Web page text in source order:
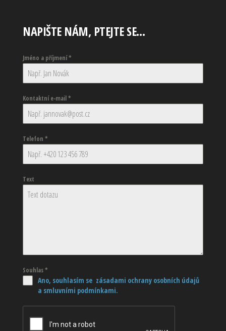
NAPIŠTE NÁM, PTEJTE SE…
Jméno a příjmení*
Kontaktní e-mail*
Telefon *
Text
Souhlas*
Ano, souhlasím se zásadami ochrany osobních údajů
a smluvními podmínkami.